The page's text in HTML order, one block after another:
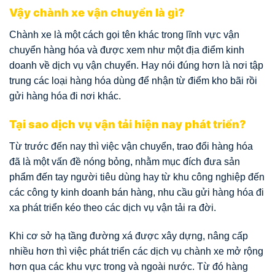
Vậy chành xe vận chuyển là gì?
Chành xe là một cách gọi tên khác trong lĩnh vực vận
chuyển hàng hóa và được xem như một địa điểm kinh
doanh về dịch vụ vận chuyển. Hay nói đúng hơn là nơi tập
trung các loại hàng hóa dùng để nhận từ điểm kho bãi rồi
gửi hàng hóa đi nơi khác.
Tại sao dịch vụ vận tải hiện nay phát triển?
Từ trước đến nay thì việc vận chuyển, trao đổi hàng hóa
đã là một vấn đề nóng bỏng, nhằm mục đích đưa sản
phẩm đến tay người tiêu dùng hay từ khu công nghiệp đến
các công ty kinh doanh bán hàng, nhu cầu gửi hàng hóa đi
xa phát triển kéo theo các dịch vụ vận tải ra đời.
Khi cơ sở hạ tầng đường xá được xây dựng, nâng cấp
nhiều hơn thì việc phát triển các dịch vụ chành xe mở rộng
hơn qua các khu vực trong và ngoài nước. Từ đó hàng